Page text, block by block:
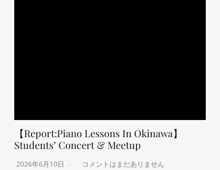
【Report:Piano Lessons In Okinawa】
Students’ Concert & Meetup
2026年6月10日 コメントはまだありません